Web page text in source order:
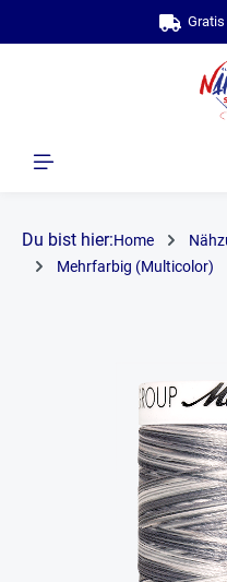
Du bist hier:Home
Mehrfarbig (Multicolor)